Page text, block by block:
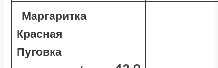
Маргаритка
Красная
Пуговка